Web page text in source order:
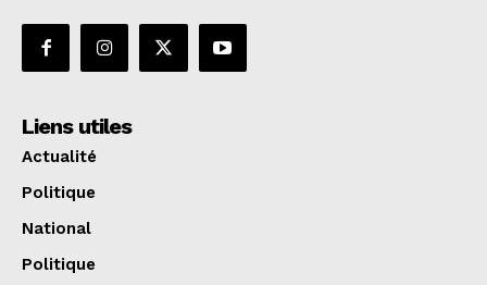
Liens utiles
Actualité
Politique
National
Politique